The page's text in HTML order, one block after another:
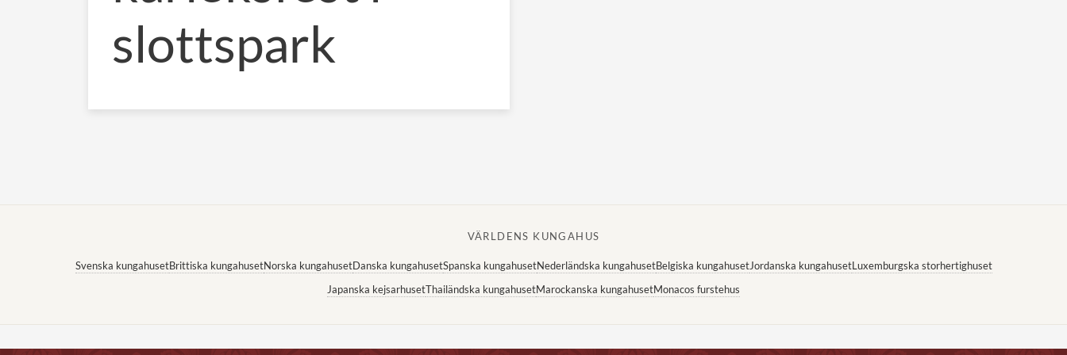
slottspark
VÄRLDENS KUNGAHUS
Svenska kungahusetBrittiska kungahusetNorska kungahusetDanska kungahusetSpanska kungahusetNederländska kungahusetBelgiska kungahusetJordanska kungahusetLuxemburgska storhertighuset
Japanska kejsarhusetThailändska kungahusetMarockanska kungahusetMonacos furstehus